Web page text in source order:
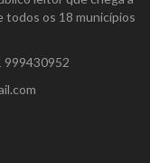
todos os 18 municípios
999430952